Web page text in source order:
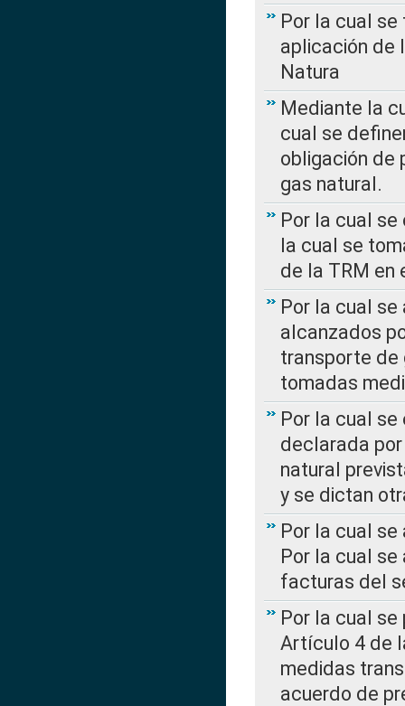
Por la cual
aplicación de
Natura
Mediante la
cual se
obligación de
gas natural.
Por la cual se
la cual se
de la TRM en
Por la cual
alcanzados
transporte de
tomadas
Por la cual
declarada
natural
y se dictan
Por la cual se
Por la cual
facturas del
Por la cual
Artículo 4 de
medidas
acuerdo de